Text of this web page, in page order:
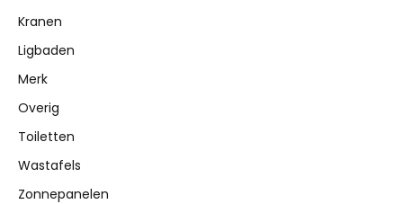
Kranen
Ligbaden
Merk
Overig
Toiletten
Wastafels
Zonnepanelen